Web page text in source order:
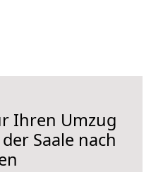
Ihren Umzug
Saale nach